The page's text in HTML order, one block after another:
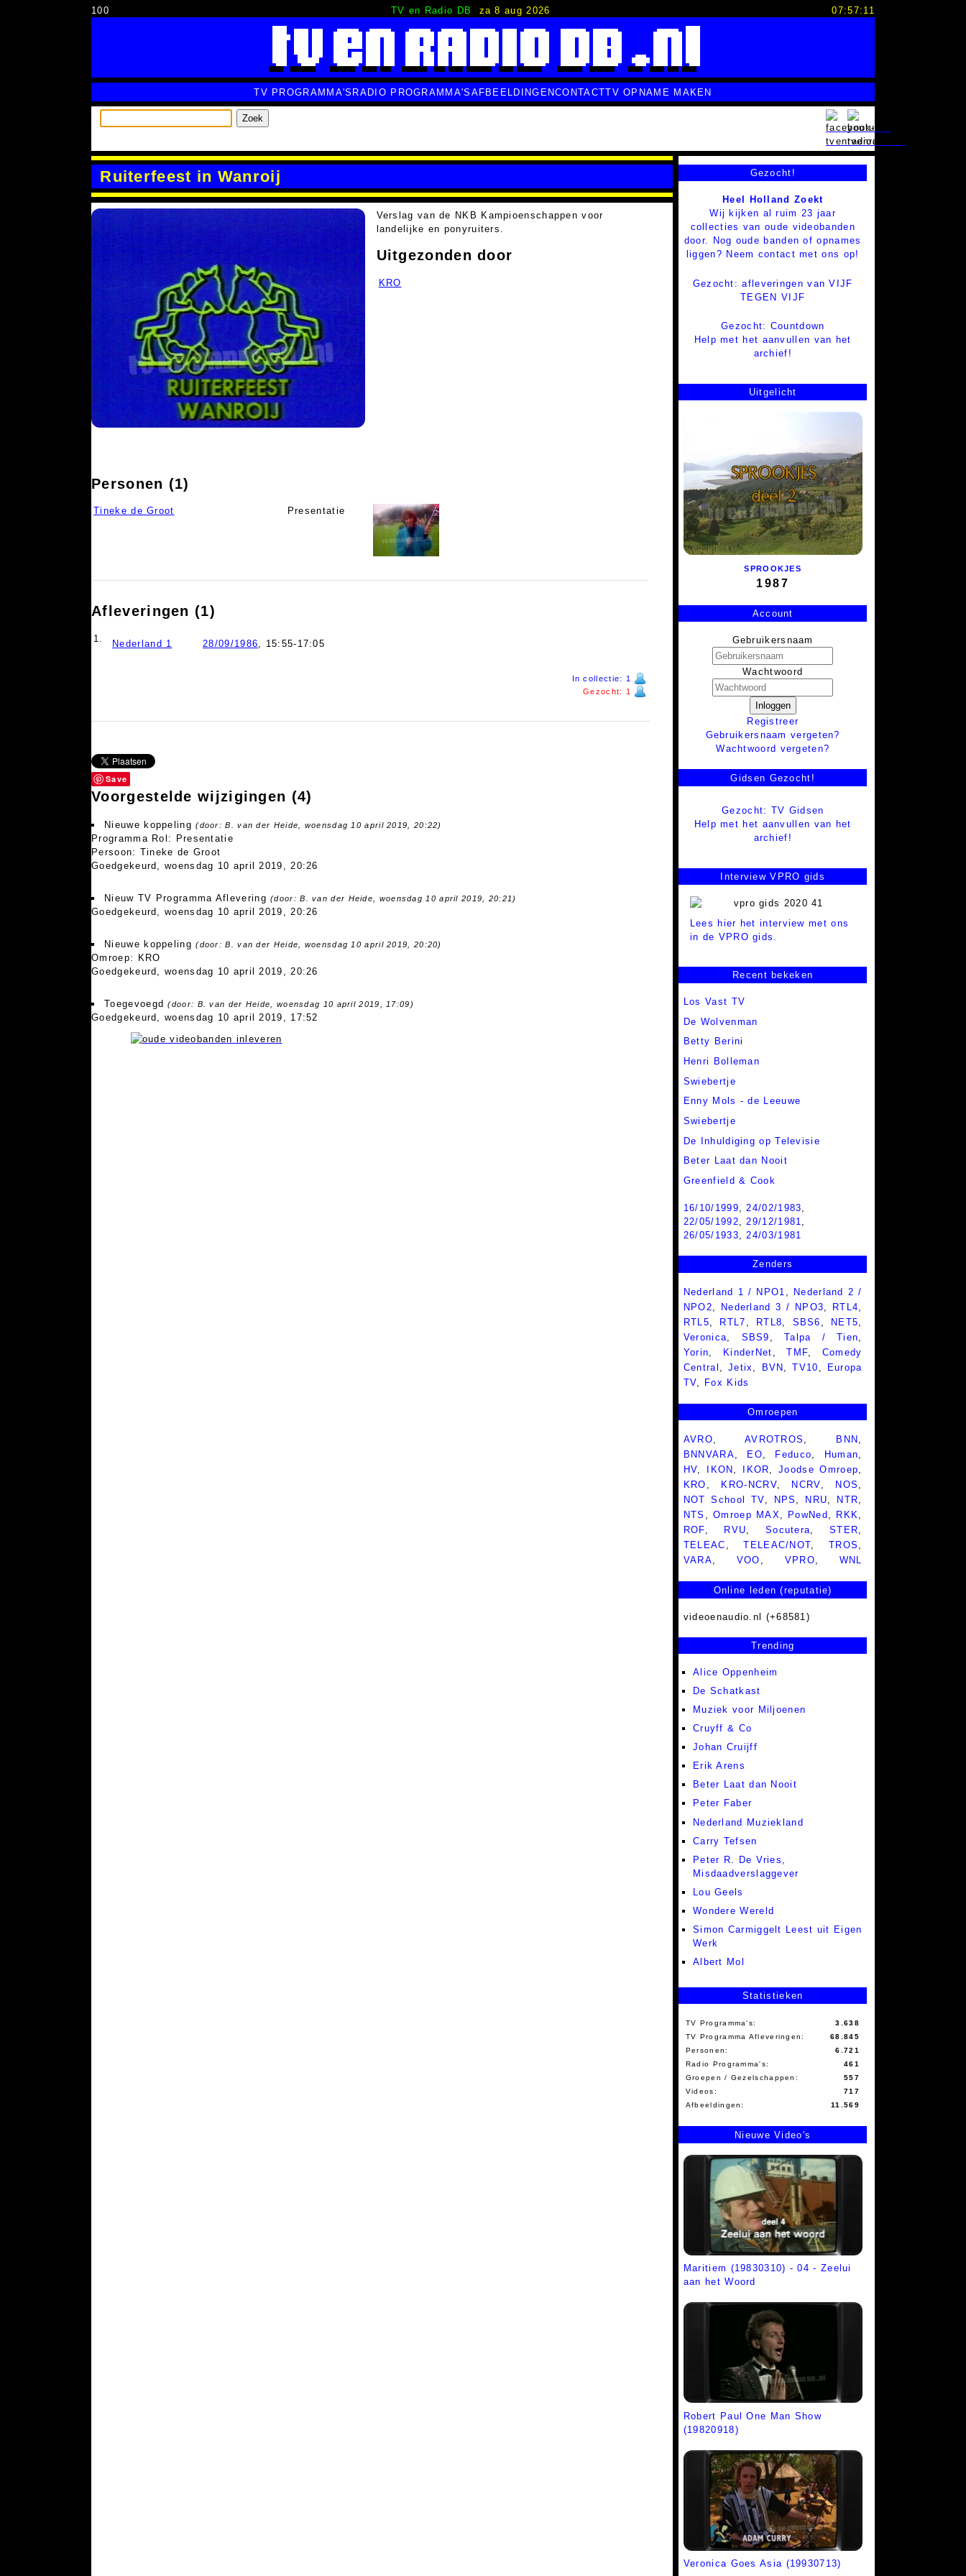
100 TV en Radio DB za 8 aug 2026 07:57:12
TV PROGRAMMA'S RADIO PROGRAMMA'S AFBEELDINGENCONTACTTV OPNAME MAKEN
Zoek
Ruiterfeest in Wanroij
Verslag van de NKB Kampioenschappen voor
landelijke en ponyruiters.
Uitgezonden door
KRO
Personen (1)
Tineke de Groot Presentatie
Afleveringen (1)
1. Nederland 1 28/09/1986 , 15:55-17:05
In collectie: 1
Gezocht: 1
Save
Voorgestelde wijzigingen (4)
Nieuwe koppeling(door: B. van der Heide, woensdag 10 april 2019, 20:22)
Programma Rol: Presentatie
Persoon: Tineke de Groot
Goedgekeurd, woensdag 10 april 2019, 20:26
Nieuw TV Programma Aflevering(door: B. van der Heide, woensdag 10 april 2019, 20:21)
Goedgekeurd, woensdag 10 april 2019, 20:26
Nieuwe koppeling(door: B. van der Heide, woensdag 10 april 2019, 20:20)
Omroep: KRO
Goedgekeurd, woensdag 10 april 2019, 20:26
Toegevoegd(door: B. van der Heide, woensdag 10 april 2019, 17:09)
Goedgekeurd, woensdag 10 april 2019, 17:52
Gezocht!
Heel Holland Zoekt
Wij kijken al ruim 23 jaar
collecties van oude videobanden
door. Nog oude banden of opnames
liggen? Neem contact met ons op!
Gezocht: afleveringen van VIJF
TEGEN VIJF
Gezocht: Countdown
Help met het aanvullen van het
archief!
Uitgelicht
SPROOKJES
1987
Account
Gebruikersnaam
Wachtwoord
Inloggen
Registreer
Gebruikersnaam vergeten?
Wachtwoord vergeten?
Gidsen Gezocht!
Gezocht: TV Gidsen
Help met het aanvullen van het
archief!
Interview VPRO gids
Lees hier het interview met ons
in de VPRO gids.
Recent bekeken
Los Vast TV
De Wolvenman
Betty Berini
Henri Bolleman
Swiebertje
Enny Mols - de Leeuwe
Swiebertje
De Inhuldiging op Televisie
Beter Laat dan Nooit
Greenfield & Cook
16/10/1999,24/02/1983,
22/05/1992,29/12/1981,
26/05/1933,24/03/1981
Zenders
Nederland 1 / NPO1
Nederland 2 /
NPO2
Nederland 3 / NPO3 RTL4
RTL5
RTL7 RTL8 SBS6 NET5
Veronica
SBS9 ,Talpa / Tien
Yorin
KinderNet ,TMF
Comedy
Central
Jetix BVN ,TV10
Europa
TV
Fox Kids
Omroepen
AVRO, AVROTROS , BNN ,
BNNVARA, EO, Feduco, Human,
HV, IKON , IKOR,Joodse Omroep,
KRO , KRO-NCRV, NCRV, NOS ,
NOT School TV, NPS , NRU, NTR,
NTS ,Omroep MAX, PowNed , RKK,
ROF, RVU, Socutera,STER,
TELEAC ,TELEAC/NOT,TROS ,
VARA, VOO , VPRO, WNL
Online leden (reputatie)
videoenaudio.nl (+68581)
Trending
Alice Oppenheim
De Schatkast
Muziek voor Miljoenen
Cruyff & Co
Johan Cruijff
Erik Arens
Beter Laat dan Nooit
Peter Faber
Nederland Muziekland
Carry Tefsen
Peter R. De Vries,
Misdaadverslaggever
Lou Geels
Wondere Wereld
Simon Carmiggelt Leest uit Eigen
Werk
Albert Mol
Statistieken
TV Programma's:
3.638
TV Programma Afleveringen:
68.845
Personen:
6.721
Radio Programma's:
461
Groepen / Gezelschappen:
557
Videos:
717
Afbeeldingen:
11.569
Nieuwe Video's
Maritiem (19830310) - 04 - Zeelui
aan het Woord
Robert Paul One Man Show
(19820918)
Veronica Goes Asia (19930713)